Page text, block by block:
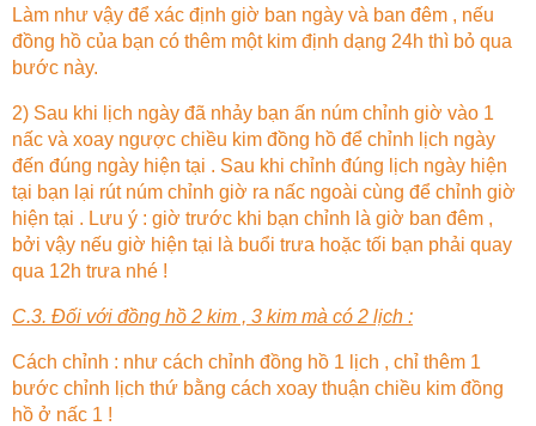
Làm như vậy để xác định giờ ban ngày và ban đêm , nếu
đồng hồ của bạn có thêm một kim định dạng 24h thì bỏ qua
bước này.
2) Sau khi lịch ngày đã nhảy bạn ấn núm chỉnh giờ vào 1
nấc và xoay ngược chiều kim đồng hồ để chỉnh lịch ngày
đến đúng ngày hiện tại . Sau khi chỉnh đúng lịch ngày hiện
tại bạn lại rút núm chỉnh giờ ra nấc ngoài cùng để chỉnh giờ
hiện tại . Lưu ý : giờ trước khi bạn chỉnh là giờ ban đêm ,
bởi vậy nếu giờ hiện tại là buổi trưa hoặc tối bạn phải quay
qua 12h trưa nhé !
C.3. Đối với đồng hồ 2 kim , 3 kim mà có 2 lịch :
Cách chỉnh : như cách chỉnh đồng hồ 1 lịch , chỉ thêm 1
bước chỉnh lịch thứ bằng cách xoay thuận chiều kim đồng
hồ ở nấc 1 !